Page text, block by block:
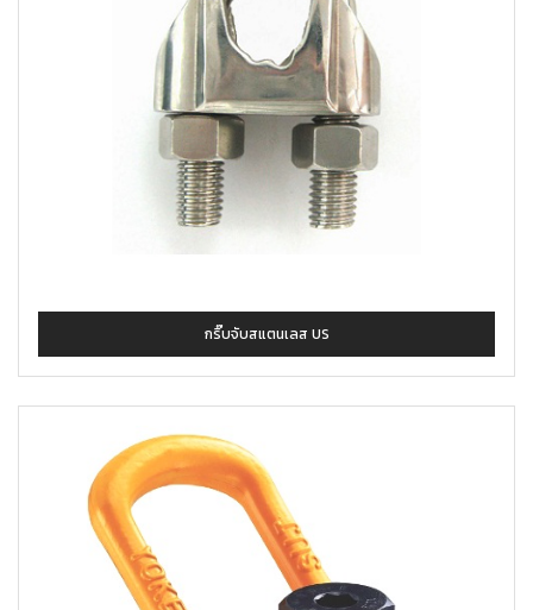
กริ๊บจับสแตนเลส US